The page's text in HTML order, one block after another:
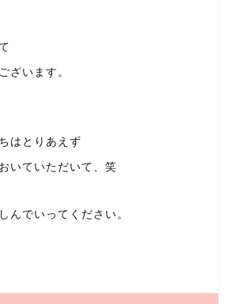
ざいます。
はとりあえず
いていただいて、笑
んでいってください。